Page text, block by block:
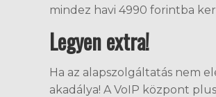
mindez havi 4990 forintba
Legyen extra!
Ha az alapszolgáltatás nem
akadálya! A VoIP központ